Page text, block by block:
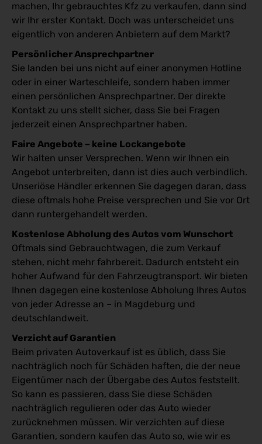
machen, Ihr gebrauchtes Kfz zu verkaufen, dann sind
wir Ihr erster Kontakt. Doch was unterscheidet uns
eigentlich von anderen Anbietern auf dem Markt?
Persönlicher Ansprechpartner
Sie landen bei uns nicht auf einer anonymen Hotline
oder in einer Warteschleife, sondern haben immer
einen persönlichen Ansprechpartner. Der direkte
Kontakt zu uns stellt sicher, dass Sie bei Fragen
jederzeit einen Ansprechpartner haben.
Faire Angebote – keine Lockangebote
Wir halten unser Versprechen. Wenn wir Ihnen ein
Angebot unterbreiten, dann ist dies auch verbindlich.
Unseriöse Händler erkennen Sie dagegen daran, dass
diese oftmals hohe Preise versprechen und Sie vor Ort
dann runtergehandelt werden.
Kostenlose Abholung des Autos vom Wunschort
Oftmals sind Gebrauchtwagen, die zum Verkauf
stehen, nicht mehr fahrbereit. Dadurch entsteht ein
hoher Aufwand für den Fahrzeugtransport. Wir bieten
Ihnen dagegen eine kostenlose Abholung Ihres Autos
von jeder Adresse an – in Magdeburg und
deutschlandweit.
Verzicht auf Garantien
Beim privaten Autoverkauf ist es üblich, dass Sie
nachträglich noch für Schäden haften, die der neue
Eigentümer nach der Übergabe des Autos feststellt.
So kann es passieren, dass Sie diese Schäden
nachträglich regulieren oder das Auto wieder
zurücknehmen müssen. Wir verzichten auf diese
Garantien, sondern kaufen das Auto so, wie wir es